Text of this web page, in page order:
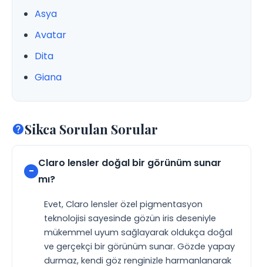
Asya
Avatar
Dita
Giana
Sikca Sorulan Sorular
Claro lensler doğal bir görünüm sunar
mı?
Evet, Claro lensler özel pigmentasyon
teknolojisi sayesinde gözün iris deseniyle
mükemmel uyum sağlayarak oldukça doğal
ve gerçekçi bir görünüm sunar. Gözde yapay
durmaz, kendi göz renginizle harmanlanarak